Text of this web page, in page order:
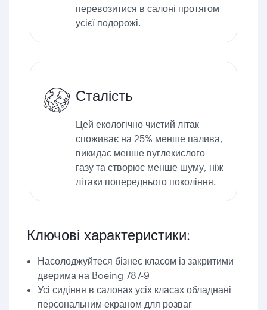
перевозитися в салоні протягом
усієї подорожі.
Сталість
Цей екологічно чистий літак
споживає на 25% менше палива,
викидає менше вуглекислого
газу та створює менше шуму, ніж
літаки попереднього покоління.
Ключові характеристики:
Насолоджуйтеся бізнес класом із закритими
дверима на Boeing 787-9
Усі сидіння в салонах усіх класах обладнані
персональним екраном для розваг